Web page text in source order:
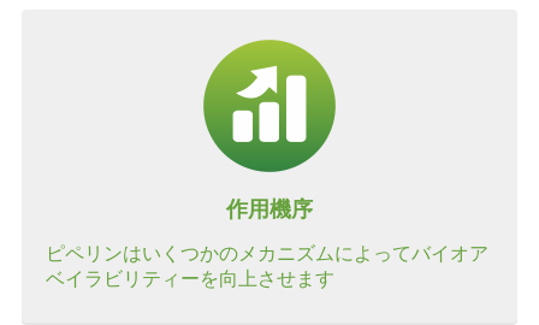
作用機序
ピペリンはいくつかのメカニズムによってバイオア
ベイラビリティーを向上させます